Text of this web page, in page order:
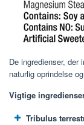
De ingredienser,
naturlig oprindelse
Vigtige
Tribulus